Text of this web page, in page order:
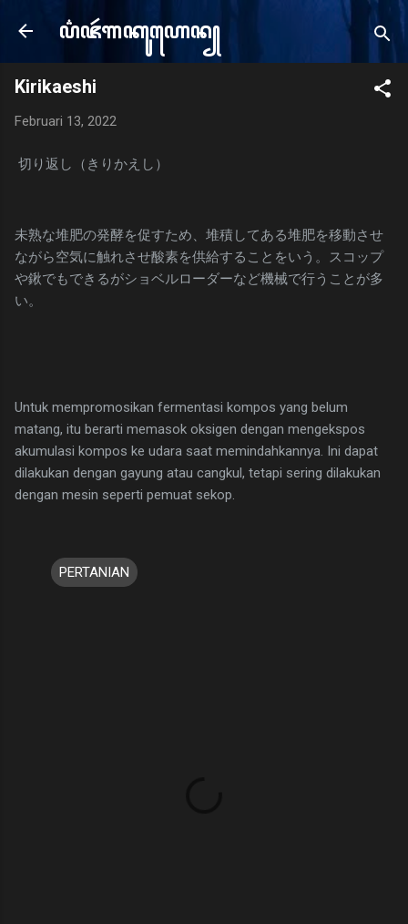
Langsung ke konten utama
ꦥ꦳ꦗꦂ​ꦒꦏꦸꦲꦺꦤ꧀
Kirikaeshi
Februari 13, 2022
切り返し（きりかえし）
未熟な堆肥の発酵を促すため、堆積してある堆肥を移動させ
ながら空気に触れさせ酸素を供給することをいう。スコップ
や鍬でもできるがショベルローダーなど機械で行うことが多
い。
Untuk mempromosikan fermentasi kompos yang belum
matang, itu berarti memasok oksigen dengan mengekspos
akumulasi kompos ke udara saat memindahkannya. Ini dapat
dilakukan dengan gayung atau cangkul, tetapi sering dilakukan
dengan mesin seperti pemuat sekop.
PERTANIAN